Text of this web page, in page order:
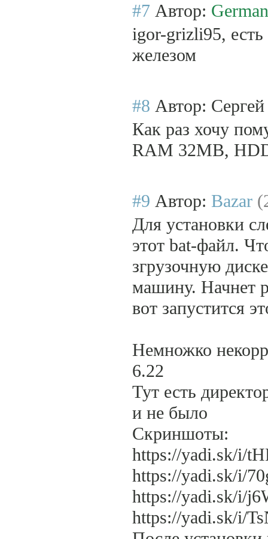
#7 Автор: German
igor-grizli95, есть
железом
#8 Автор:
Как раз хочу
RAM 32MB,
#9 Автор: Bazar
Для установки
этот bat-файл.
згрузочную
машину. Начнет
вот запустится
Немножко
6.22
Тут есть
и не было
Скриншоты:
https://yadi.sk/i/
https://yadi.sk/i/
https://yadi.sk/i/
https://yadi.sk/i/